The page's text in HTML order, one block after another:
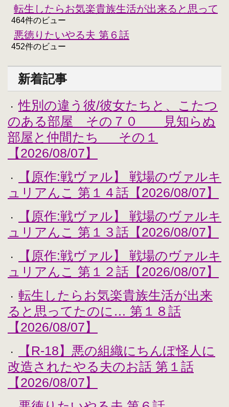
転生したらお気楽貴族生活が出来ると思って
464件のビュー
悪徳りたいやる夫 第６話
452件のビュー
新着記事
・
性別の違う彼/彼女たちと、こたつ
のある部屋 その７０ 見知らぬ
部屋と仲間たち その１
【2026/08/07】
・
【原作:戦ヴァル】 戦場のヴァルキ
ュリアんこ 第１４話【2026/08/07】
・
【原作:戦ヴァル】 戦場のヴァルキ
ュリアんこ 第１３話【2026/08/07】
・
【原作:戦ヴァル】 戦場のヴァルキ
ュリアんこ 第１２話【2026/08/07】
・
転生したらお気楽貴族生活が出来
ると思ってたのに… 第１８話
【2026/08/07】
・
【R-18】悪の組織にちんぽ怪人に
改造されたやる夫のお話 第１話
【2026/08/07】